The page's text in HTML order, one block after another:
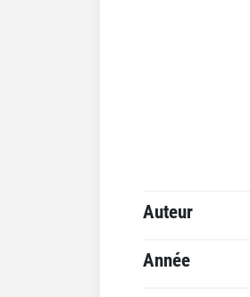
Auteur
Année